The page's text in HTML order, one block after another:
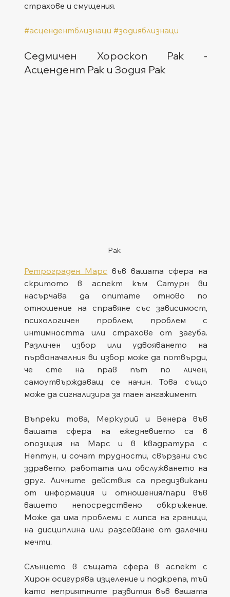
страхове и смущения.
#асцендентблизнаци #зодияблизнаци
Седмичен Хороскоп Рак -
Асцендент Рак и Зодия Рак
Рак
Ретрограден Марс във вашата сфера на
скритото в аспект към Сатурн ви
насърчава да опитате отново по
отношение на справяне със зависимост,
психологичен проблем, проблем с
интимността или страхове от загуба.
Различен избор или удвояването на
първоначалния ви избор може да потвърди,
че сте на прав път по личен,
самоутвърждаващ се начин. Това също
може да сигнализира за таен ангажимент.
Въпреки това, Меркурий и Венера във
вашата сфера на ежедневието са в
опозиция на Марс и в квадратура с
Нептун, и сочат трудности, свързани със
здравето, работата или обслужването на
друг. Личните действия са предизвикани
от информация и отношения/пари във
вашето непосредствено обкръжение.
Може да има проблеми с липса на граници,
на дисциплина или разсейване от далечни
мечти.
Слънцето в същата сфера в аспект с
Хирон осигурява изцеление и подкрепа, тъй
като неприятните развития във вашата